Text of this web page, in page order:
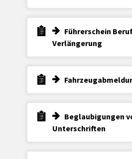
Führerschein
Verlängerung
Beglaubigungen
Unterschriften